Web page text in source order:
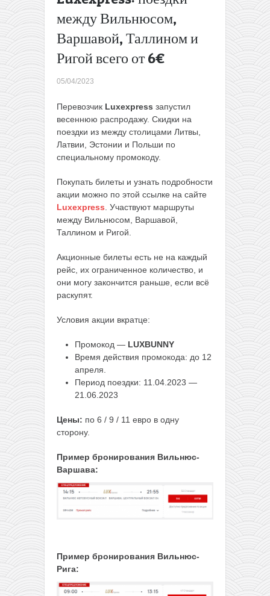
между Вильнюсом,
Варшавой, Таллином и
Ригой всего от 6€
05/04/2023
Перевозчик Luxexpress запустил
весеннюю распродажу. Скидки на
поездки из между столицами Литвы,
Латвии, Эстонии и Польши по
специальному промокоду.
Покупать билеты и узнать подробности
акции можно по этой ссылке на сайте
Luxexpress . Участвуют маршруты
между Вильнюсом, Варшавой,
Таллином и Ригой.
Акционные билеты есть не на каждый
рейс, их ограниченное количество, и
они могу закончится раньше, если всё
раскупят.
Условия акции вкратце:
Промокод — LUXBUNNY
Время действия промокода: до 12
апреля.
Период поездки: 11.04.2023 —
21.06.2023
Цены: по 6 / 9 / 11 евро в одну
сторону.
Пример бронирования Вильнюс-
Варшава:
Пример бронирования Вильнюс-
Рига:
всего от